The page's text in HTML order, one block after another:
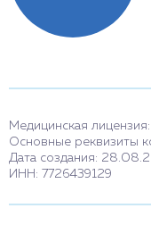
Медицинская
Основные реквизиты
Дата создания:
ИНН: 7726439129